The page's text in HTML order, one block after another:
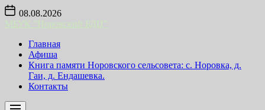
Skip
content
08.08.2026
Главная
Афиша
Книга памяти Норовского сельсовета: с. Норовка, д.
Гаи, д. Ендашевка.
Контакты